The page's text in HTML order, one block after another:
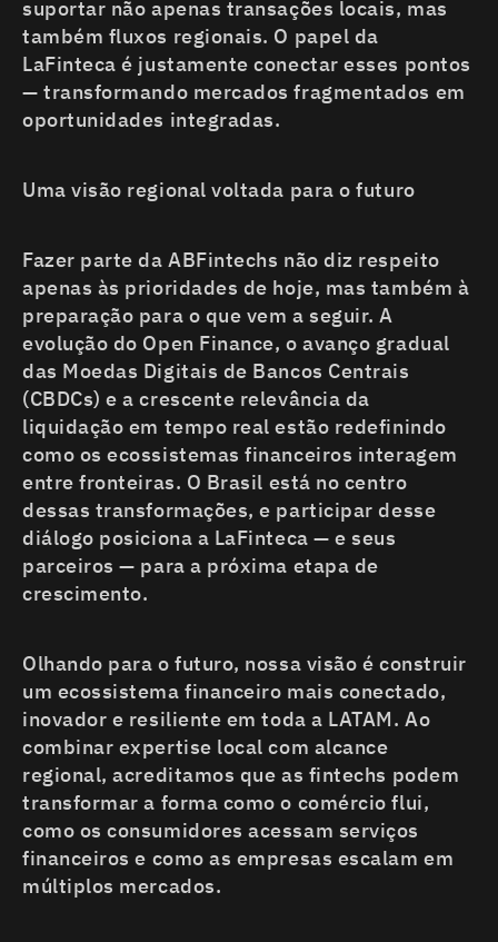
suportar não apenas transações locais, mas
também fluxos regionais. O papel da
LaFinteca é justamente conectar esses pontos
— transformando mercados fragmentados em
oportunidades integradas.
Uma visão regional voltada para o futuro
Fazer parte da ABFintechs não diz respeito
apenas às prioridades de hoje, mas também à
preparação para o que vem a seguir. A
evolução do Open Finance, o avanço gradual
das Moedas Digitais de Bancos Centrais
(CBDCs) e a crescente relevância da
liquidação em tempo real estão redefinindo
como os ecossistemas financeiros interagem
entre fronteiras. O Brasil está no centro
dessas transformações, e participar desse
diálogo posiciona a LaFinteca — e seus
parceiros — para a próxima etapa de
crescimento.
Olhando para o futuro, nossa visão é construir
um ecossistema financeiro mais conectado,
inovador e resiliente em toda a LATAM. Ao
combinar expertise local com alcance
regional, acreditamos que as fintechs podem
transformar a forma como o comércio flui,
como os consumidores acessam serviços
financeiros e como as empresas escalam em
múltiplos mercados.